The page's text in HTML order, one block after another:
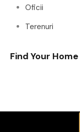
Oficii
Terenuri
Find Your Home